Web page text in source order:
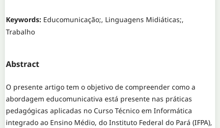
Keywords: Educomunicação;, Linguagens Midiáticas;,
Trabalho
Abstract
O presente artigo tem o objetivo de compreender como a
abordagem educomunicativa está presente nas práticas
pedagógicas aplicadas no Curso Técnico em Informática
integrado ao Ensino Médio, do Instituto Federal do Pará (IFPA),